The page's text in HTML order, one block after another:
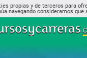
propias y de terceros para
navegando consideramos que